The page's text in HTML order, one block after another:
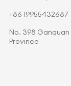
+86 19955432687
No. 398 Ganquan
Province